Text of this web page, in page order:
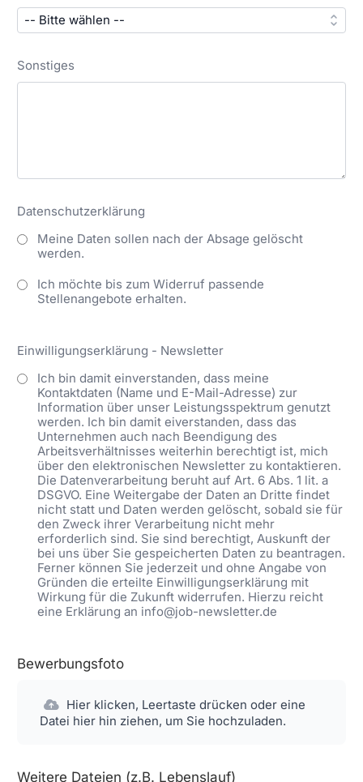
Sonstiges
Datenschutzerklärung
Meine Daten sollen nach der Absage gelöscht
werden.
Ich möchte bis zum Widerruf passende
Stellenangebote erhalten.
Einwilligungserklärung - Newsletter
Ich bin damit einverstanden, dass meine
Kontaktdaten (Name und E-Mail-Adresse) zur
Information über unser Leistungsspektrum genutzt
werden. Ich bin damit eiverstanden, dass das
Unternehmen auch nach Beendigung des
Arbeitsverhältnisses weiterhin berechtigt ist, mich
über den elektronischen Newsletter zu kontaktieren.
Die Datenverarbeitung beruht auf Art. 6 Abs. 1 lit. a
DSGVO. Eine Weitergabe der Daten an Dritte findet
nicht statt und Daten werden gelöscht, sobald sie für
den Zweck ihrer Verarbeitung nicht mehr
erforderlich sind. Sie sind berechtigt, Auskunft der
bei uns über Sie gespeicherten Daten zu beantragen.
Ferner können Sie jederzeit und ohne Angabe von
Gründen die erteilte Einwilligungserklärung mit
Wirkung für die Zukunft widerrufen. Hierzu reicht
eine Erklärung an info@job-newsletter.de
Bewerbungsfoto
Hier klicken, Leertaste drücken oder eine
Datei hier hin ziehen, um Sie hochzuladen.
Weitere Dateien (z.B. Lebenslauf)